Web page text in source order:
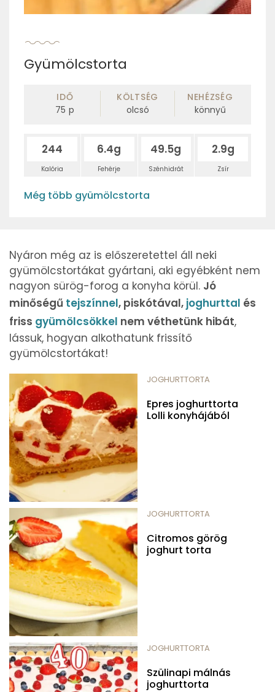
Gyümölcstorta
IDŐ
75 p
KÖLTSÉG
olcsó
NEHÉZSÉG
könnyű
244
Kalória
6.4g
Fehérje
49.5g
Szénhidrát
2.9g
Zsír
Még több gyümölcstorta
Nyáron még az is előszeretettel áll neki
gyümölcstortákat gyártani, aki egyébként nem
nagyon sürög-forog a konyha körül. Jó
minőségű tejszínnel, piskótával, joghurttal és
friss gyümölcsökkel nem véthetünk hibát,
lássuk, hogyan alkothatunk frissítő
gyümölcstortákat!
JOGHURTTORTA
Epres joghurttorta
Lolli konyhájából
JOGHURTTORTA
Citromos görög
joghurt torta
JOGHURTTORTA
Szülinapi málnás
joghurttorta